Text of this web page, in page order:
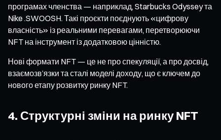
програмах членства — наприклад, Starbucks Odyssey та
Nike .SWOOSH. Такі проєкти поєднують «цифрову
власність» із реальними перевагами, перетворюючи
NFT на інструмент із додатковою цінністю.
Нові формати NFT — це не про спекуляції, а про досвід,
взаємозв’язки та сталі моделі доходу, що є ключем до
нового етапу розвитку ринку NFT.
4. Структурні зміни на ринку NFT